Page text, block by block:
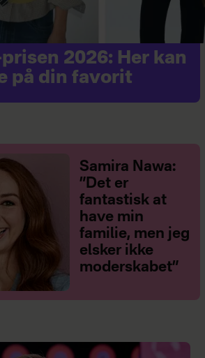
2026: Her kan
på din favorit
Samira Nawa:
”Det er
fantastisk at
have min
familie, men jeg
elsker ikke
moderskabet”